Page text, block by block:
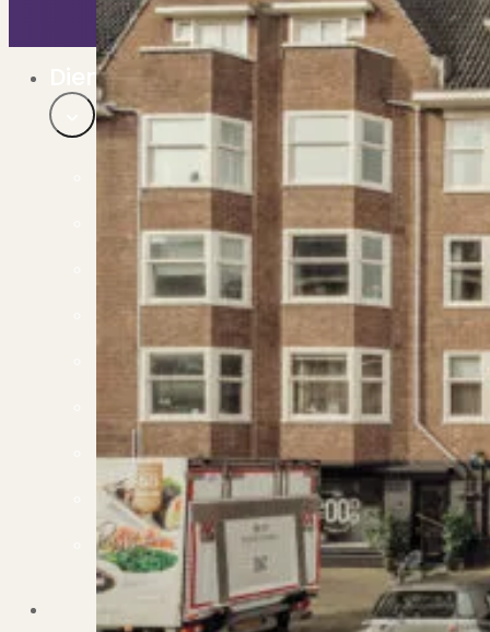
Bekijk ons huuraanbod..
Nieuwbouw projecten
De toekomst, te koop..
Diensten
Verkoop
Begeleiding naar een succesvolle verkoop
Aankoop
Samen vinden wij jouw droomwoning
Taxatie
Voldoe aan alle wettelijke eisen
Stille Verkoop
Verkoop jouw huis discreet..
Nieuwbouw verkopen
Vraagt om specialistische kennis...
Verhuren
Verhuur uw woning via ons netwerk
Verhuur & Beheer
Huurwoningen én beheer op maat
Verbouwen
Wil jij jouw huis renoveren? Geen probleem!
Alle diensten
Bekijk het overzicht van alle diensten..